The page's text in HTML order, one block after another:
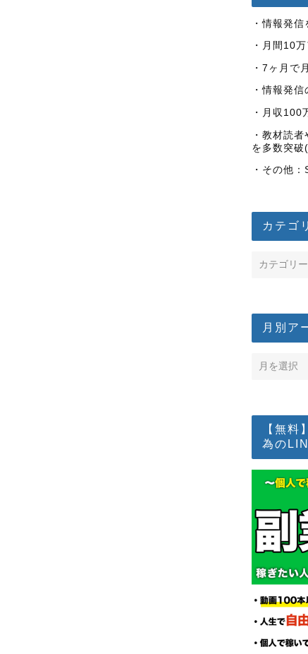
・情報発
・月間10
・7ヶ月で
・情報発
・月収100
・教材読
を多数突
・その他
カテゴ
月別ア
【無料
為の